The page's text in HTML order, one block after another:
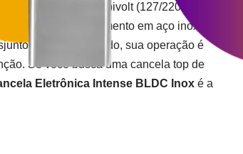
fechamento, e é bivolt (127/220V). Com
pintura ou acabamento em aço inox que
bipolar embutido, sua operação é
Se você busca uma cancela top de
Eletrônica Intense BLDC Inox é a